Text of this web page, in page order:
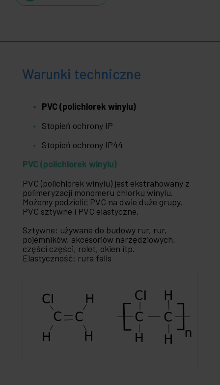
Warunki techniczne
PVC (polichlorek winylu)
Stopień ochrony IP
Stopień ochrony IP44
PVC (polichlorek winylu)
PVC (polichlorek winylu) jest ekstrahowany z
polimeryzacji monomeru chlorku winylu.
Możemy podzielić PVC na dwie duże grupy,
PVC sztywne i PVC elastyczne.
Sztywne: używane do budowy rur, rur,
pojemników, akcesoriów narzędziowych,
części części, rolet, okien itp.
Elastyczność: rura falis